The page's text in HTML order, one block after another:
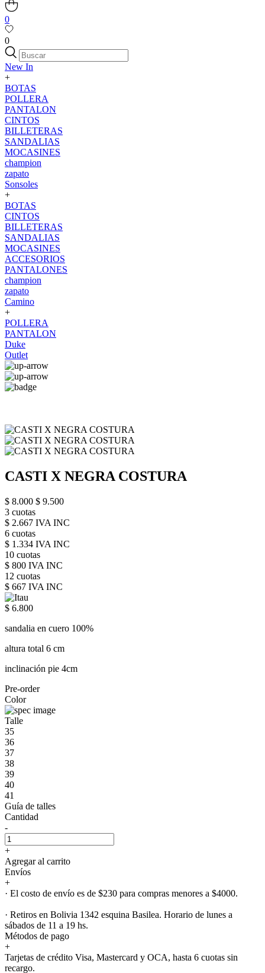
0
0
New In
+
BOTAS
POLLERA
PANTALON
CINTOS
BILLETERAS
SANDALIAS
MOCASINES
champion
zapato
Sonsoles
+
BOTAS
CINTOS
BILLETERAS
SANDALIAS
MOCASINES
ACCESORIOS
PANTALONES
champion
zapato
Camino
+
POLLERA
PANTALON
Duke
Outlet
CASTI X NEGRA COSTURA
$ 8.000 $ 9.500
3 cuotas
$ 2.667 IVA INC
6 cuotas
$ 1.334 IVA INC
10 cuotas
$ 800 IVA INC
12 cuotas
$ 667 IVA INC
$ 6.800
sandalia en cuero 100%
altura total 6 cm
inclinación pie 4cm
Pre-order
Color
Talle
35
36
37
38
39
40
41
Guía de talles
Cantidad
-
+
Agregar al carrito
Envíos
+
· El costo de envío es de $230 para compras menores a $4000.
· Retiros en Bolivia 1342 esquina Basilea. Horario de lunes a
sábados de 11 a 19 hs.
Métodos de pago
+
Tarjetas de crédito Visa, Mastercard y OCA, hasta 6 cuotas sin
recargo.